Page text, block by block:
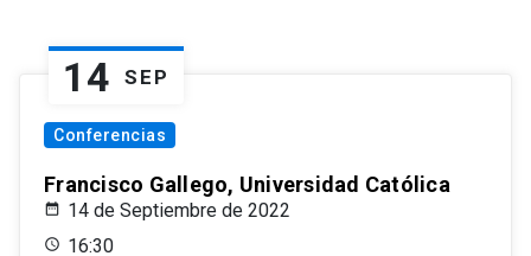
14 SEP
Conferencias
Francisco Gallego, Universidad Católica
14 de Septiembre de 2022
16:30